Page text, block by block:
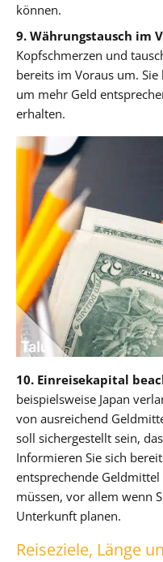
können.
9. Währungstausch im
Kopfschmerzen und
bereits im Voraus um.
um mehr Geld
erhalten.
10. Einreisekapital
beispielsweise Japan
von ausreichend
soll sichergestellt sein,
Informieren Sie sich
entsprechende
müssen, vor allem wenn
Unterkunft planen.
Reiseziele, Länge